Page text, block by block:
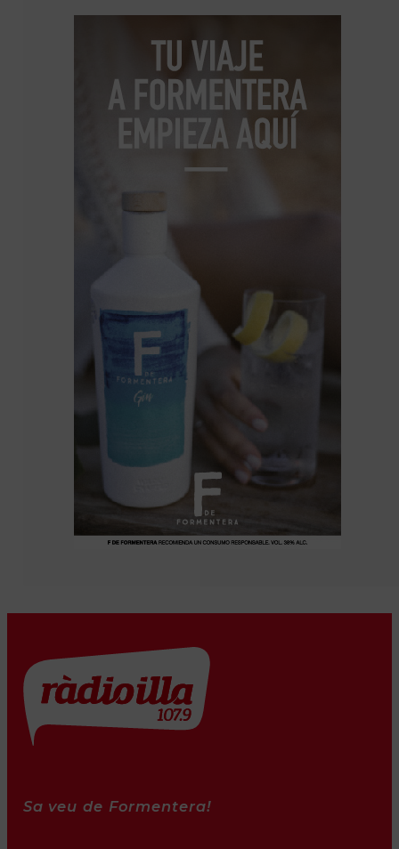
Sa veu de Formentera!